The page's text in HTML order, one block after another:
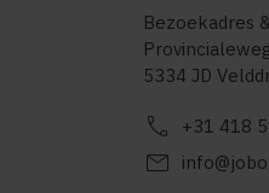
Bezoekadres
5334 JD
call +31 418
mail